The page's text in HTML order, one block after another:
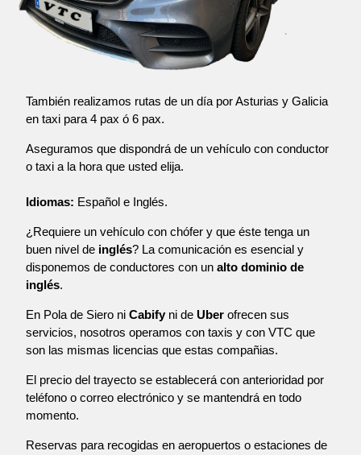
También realizamos rutas de un día por Asturias y Galicia
en taxi para 4 pax ó 6 pax.
Aseguramos que dispondrá de un vehículo con conductor
o taxi a la hora que usted elija.
Idiomas: Español e Inglés.
¿Requiere un vehículo con chófer y que éste tenga un
buen nivel de inglés? La comunicación es esencial y
disponemos de conductores con un alto dominio de
inglés.
En Pola de Siero ni Cabify ni de Uber ofrecen sus
servicios, nosotros operamos con taxis y con VTC que
son las mismas licencias que estas compañias.
El precio del trayecto se establecerá con anterioridad por
teléfono o correo electrónico y se mantendrá en todo
momento.
Reservas para recogidas en aeropuertos o estaciones de